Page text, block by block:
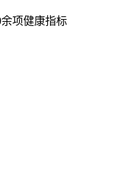
项健康指标